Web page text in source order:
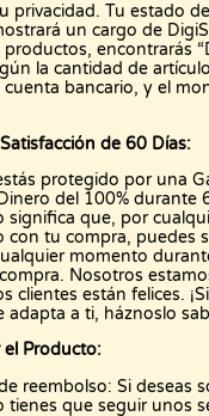
privacidad. Tu estado
un cargo de
encontrarás
la cantidad de
bancario, y el
de 60 Días:
protegido por una
del 100% durante
significa que, por
con tu compra, puedes
momento
Nosotros
clientes están felices.
adapta a ti, háznoslo
el Producto:
reembolso: Si deseas
tienes que seguir unos